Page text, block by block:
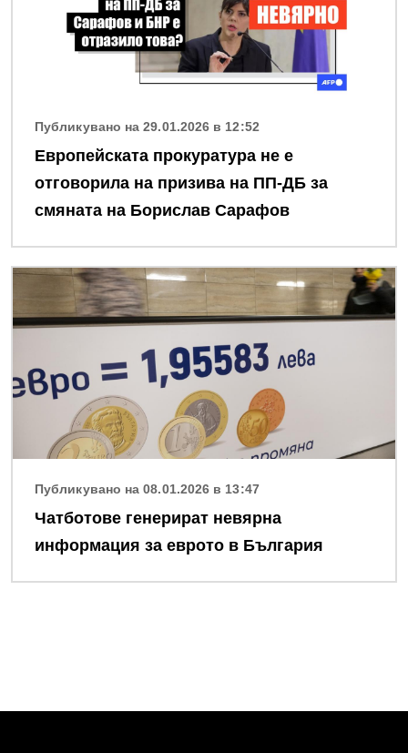
Публикувано на 29.01.2026 в 12:52
Европейската прокуратура не е
отговорила на призива на ПП-ДБ за
смяната на Борислав Сарафов
Снимка
Публикувано на 08.01.2026 в 13:47
Чатботове генерират невярна
информация за еврото в България